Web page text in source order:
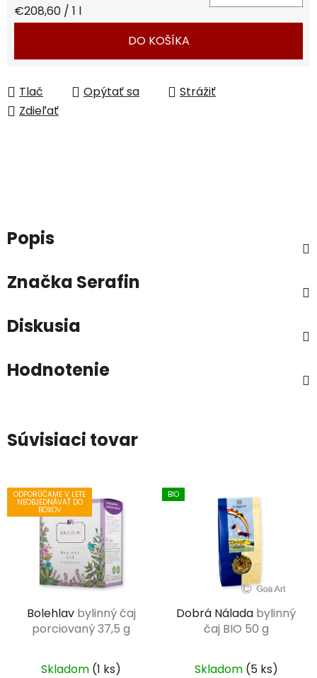
Jednotková cena:
€208,60 / 1 l
DO KOŠÍKA
Tlač Opýtať sa
Strážiť
Zdieľať
Popis
Značka Serafin
Diskusia
Hodnotenie
Súvisiaci tovar
ODPORÚČAME V LETE
NEOBJEDNÁVAŤ DO
BOXOV
Bolehlav bylinný čaj
porciovaný 37,5 g
Skladom (1 ks)
BIO
Dobrá Nálada bylinný
čaj BIO 50 g
Skladom (5 ks)